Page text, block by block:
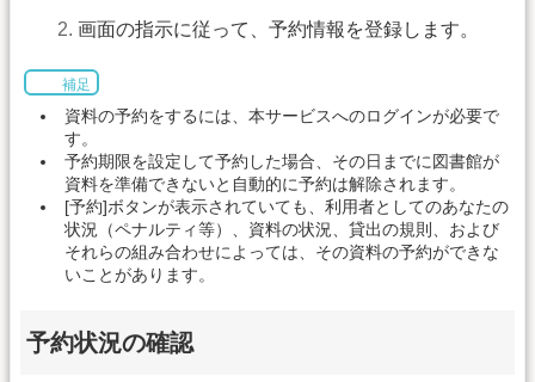
画面の指示に従って、予約情報を登録します。
補足
資料の予約をするには、本サービスへのログインが必要で
す。
予約期限を設定して予約した場合、その日までに図書館が
資料を準備できないと自動的に予約は解除されます。
[予約]ボタンが表示されていても、利用者としてのあなたの
状況（ペナルティ等）、資料の状況、貸出の規則、および
それらの組み合わせによっては、その資料の予約ができな
いことがあります。
予約状況の確認